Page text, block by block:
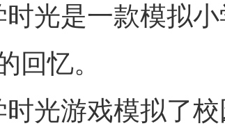
时光是一款模拟
回忆。
时光游戏模拟了